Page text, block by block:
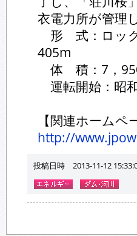
衣電力所が管理
形 式：ロッ
405m
体 積：7，
運転開始：昭
【関連ホームペ
http://
投稿日時 2013-11-12